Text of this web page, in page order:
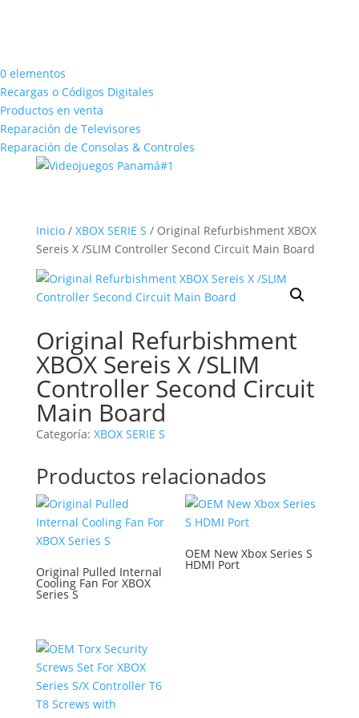
0 elementos
Recargas o Códigos Digitales
Productos en venta
Reparación de Televisores
Reparación de Consolas & Controles
Inicio/ XBOX SERIE S / Original Refurbishment XBOX
Sereis X /SLIM Controller Second Circuit Main Board
Original Refurbishment
XBOX Sereis X /SLIM
Controller Second Circuit
Main Board
Categoría: XBOX SERIE S
Productos relacionados
Original Pulled Internal
Cooling Fan For XBOX
Series S
OEM New Xbox Series S
HDMI Port